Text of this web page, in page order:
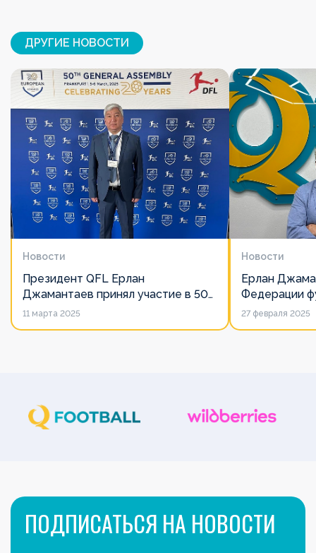
ДРУГИЕ НОВОСТИ
Новости
Президент QFL Ерлан
Джамантаев принял участие в 50-
м Общем собрании Европейских
11 марта 2025
Новости
Ерлан
Федерации
дорожит
27 февраля 2025
ПОДПИСАТЬСЯ НА НОВОСТИ